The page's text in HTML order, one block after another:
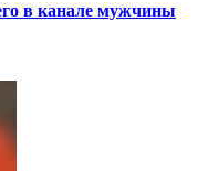
в канале мужчины